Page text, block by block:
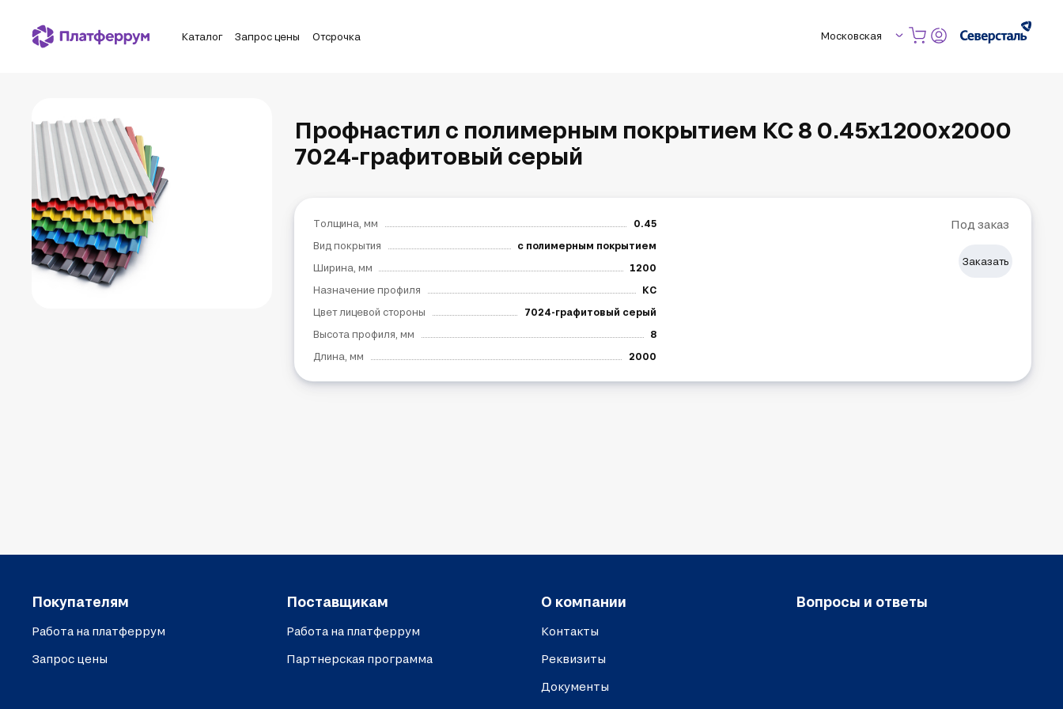
Каталог Запрос цены Отсрочка Московская
Профнастил с полимерным покрытием КС 8 0.45х1200х2000
7024-графитовый серый
Под заказ
Заказать
Толщина, мм
0.45
Вид покрытия
с полимерным покрытием
Ширина, мм
1200
Назначение профиля
КС
Цвет лицевой стороны
7024-графитовый серый
Высота профиля, мм
8
Длина, мм
2000
Покупателям
Работа на платферрум
Запрос цены
Поставщикам
Работа на платферрум
Партнерская программа
О компании
Контакты
Реквизиты
Документы
Вопросы и ответы